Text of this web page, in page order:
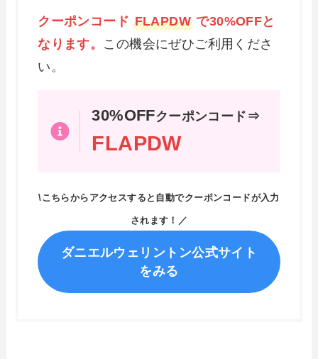
クーポンコード FLAPDWで30%OFFと
なります。 この機会にぜひご利用くださ
い。
30%OFFクーポンコード⇒
FLAPDW
\こちらからアクセスすると自動でクーポンコードが入力
されます！／
ダニエルウェリントン公式サイト
をみる